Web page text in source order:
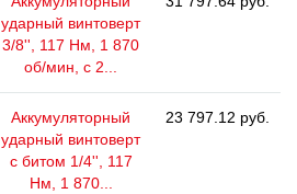
ударный винтоверт
3/8'', 117 Нм, 1 870
об/мин, с 2...
Аккумуляторный
ударный винтоверт
с битом 1/4'', 117
Нм, 1 870...
23 797.12 руб.